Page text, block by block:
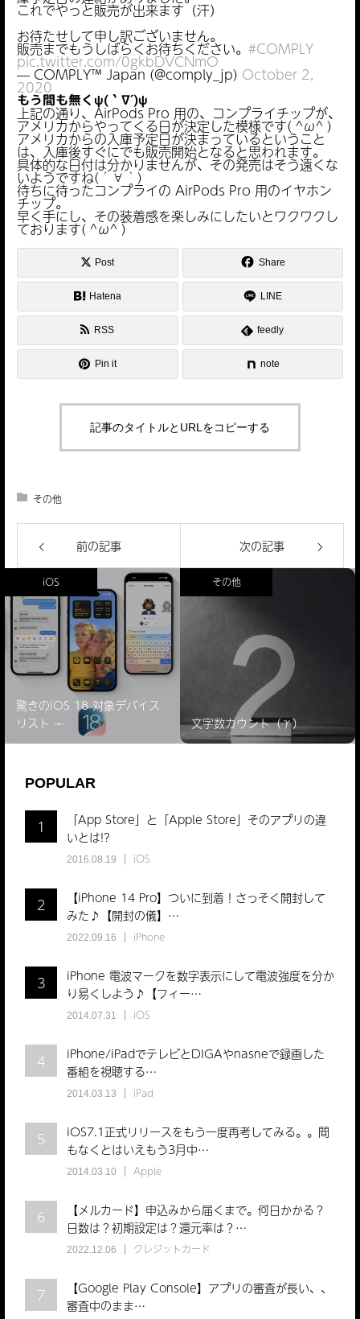
これでやっと販売が出来ます（汗）
お待たせして申し訳ございません。
販売までもうしばらくお待ちください。 #COMPLY
pic.twitter.com/0gkbDVCNmO
— COMPLY™ Japan (@comply_jp) October 2,
2020
もう間も無くψ(｀∇´)ψ
上記の通り、AirPods Pro 用の、コンプライチップが、
アメリカからやってくる日が決定した模様です( ^ω^ )
アメリカからの入庫予定日が決まっているということ
は、入庫後すぐにでも販売開始となると思われます。
具体的な日付は分かりませんが、その発売はそう遠くな
いようですね(´∀｀)
待ちに待ったコンプライの AirPods Pro 用のイヤホン
チップ。
早く手にし、その装着感を楽しみにしたいとワクワクし
ております( ^ω^ )
Post Share
Hatena LINE
RSS feedly
Pin it note
記事のタイトルとURLをコピーする
その他
前の記事 次の記事
iOS
驚きのiOS 18 対象デバイス
リスト ̵…
その他
文字数カウント（γ）
POPULAR
1
「App Store」と「Apple Store」そのアプリの違
いとは!?
2016.08.19 iOS
2
【iPhone 14 Pro】ついに到着！さっそく開封して
みた♪【開封の儀】…
2022.09.16 iPhone
3
iPhone 電波マークを数字表示にして電波強度を分か
り易くしよう♪【フィー…
2014.07.31 iOS
4
iPhone/iPadでテレビとDIGAやnasneで録画した
番組を視聴する…
2014.03.13 iPad
5
iOS7.1正式リリースをもう一度再考してみる。。間
もなくとはいえもう3月中…
2014.03.10 Apple
6
【メルカード】申込みから届くまで。何日かかる？
日数は？初期設定は？還元率は？…
2022.12.06 クレジットカード
7
【Google Play Console】アプリの審査が長い、、
審査中のまま…
AirPods Pro 用
夏に販売開始予定だった。
まもなく販売開始！
もう間も無くψ(｀∇´)ψ